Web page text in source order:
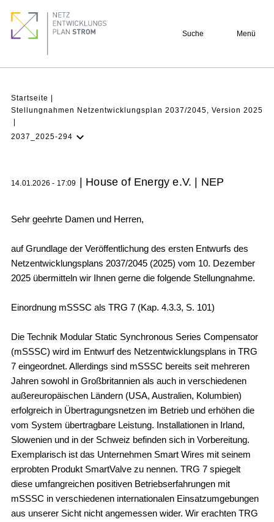
zum
Inhalt
Suche Menü
Pfadnavigation
Startseite
Stellungnahmen Netzentwicklungsplan 2037/2045, Version 2025
2037_2025-294
Beteiligung
14.01.2026 - 17:09 | House of Energy e.V. | NEP
Sehr geehrte Damen und Herren,
auf Grundlage der Veröffentlichung des ersten Entwurfs des
Netzentwicklungsplans 2037/2045 (2025) vom 10. Dezember
2025 übermitteln wir Ihnen gerne die folgende Stellungnahme.
Einordnung mSSSC als TRG 7 (Kap. 4.3.3, S. 101)
Die Technik Modular Static Synchronous Series Compensator
(mSSSC) wird im Entwurf des Netzentwicklungsplans in TRG
7 eingeordnet. Allerdings sind mSSSC bereits seit mehreren
Jahren sowohl in Großbritannien als auch in verschiedenen
außereuropäischen Ländern (USA, Australien, Kolumbien)
erfolgreich in Übertragungsnetzen im Betrieb und erhöhen die
vom System übertragbare Leistung. Installationen in Irland,
Slowenien und in der Schweiz befinden sich in Vorbereitung.
Exemplarisch ist das Unternehmen Smart Wires mit seinem
erprobten Produkt SmartValve zu nennen. TRG 7 spiegelt
diese umfangreichen positiven Betriebserfahrungen mit
mSSSC in verschiedenen internationalen Einsatzumgebungen
aus unserer Sicht nicht angemessen wider. Wir erachten TRG
quick
links